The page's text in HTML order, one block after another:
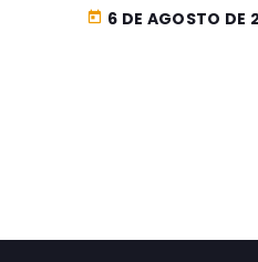
today 6 DE AGOSTO DE